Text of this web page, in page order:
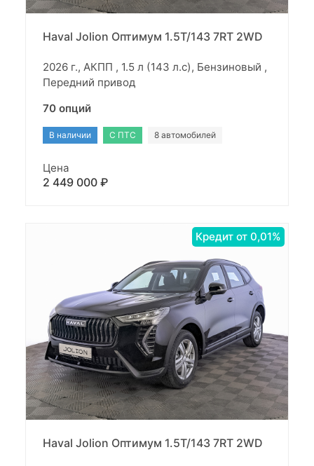
Haval Jolion Оптимум 1.5T/143 7RT 2WD
2026 г., АКПП , 1.5 л (143 л.с), Бензиновый ,
Передний привод
70 опций
В наличии С ПТС 8 автомобилей
Цена
2 449 000 ₽
Кредит от 0,01%
Haval Jolion Оптимум 1.5T/143 7RT 2WD